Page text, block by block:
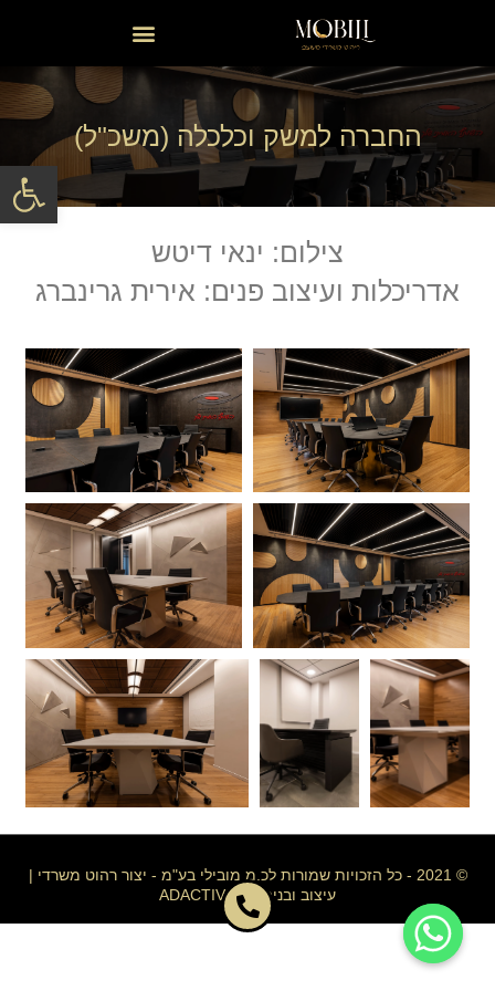
פתח
החברה למשק וכלכלה (משכ"ל)
צילום: ינאי דיטש
אדריכלות ועיצוב פנים: אירית גרינברג
© 2021 - כל הזכויות שמורות לכ.מ מובילי בע"מ - יצור רהוט משרדי |
עיצוב ובניה ע"י ADACTIVE